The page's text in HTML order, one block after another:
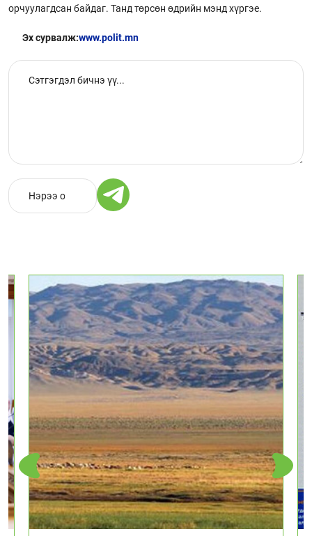
орчуулагдсан байдаг. Танд төрсөн өдрийн мэнд хүргэе.
Эх сурвалж:www.polit.mn